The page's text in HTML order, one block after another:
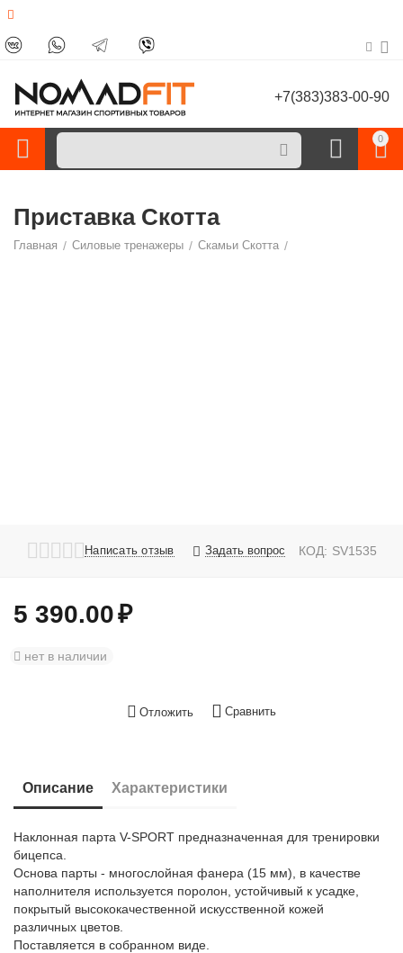
+7(383)383-00-90
0
Приставка Скотта
Главная / Силовые тренажеры / Скамьи Скотта /
Написать отзыв Задать вопрос КОД: SV1535
5 390.00₽
нет в наличии
Отложить Сравнить
Описание Характеристики
Наклонная парта V-SPORT предназначенная для тренировки
бицепса.
Основа парты - многослойная фанера (15 мм), в качестве
наполнителя используется поролон, устойчивый к усадке,
покрытый высококачественной искусственной кожей
различных цветов.
Поставляется в собранном виде.